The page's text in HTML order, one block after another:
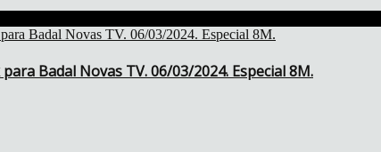
Badal Novas TV. 06/03/2024. Especial 8M.